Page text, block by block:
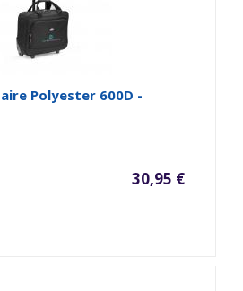
Polyester 600D -
30,95 €